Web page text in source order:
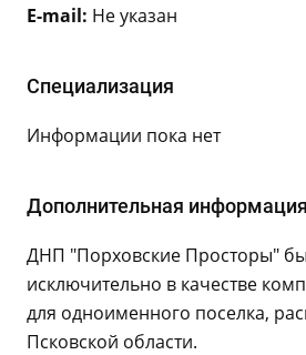
E-mail: Не указан
Специализация
Информации пока нет
Дополнительная информация
ДНП "Порховские Просторы"
исключительно в качестве
для одноименного поселка,
Псковской области.